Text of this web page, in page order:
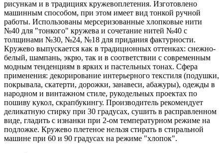
рисункам и в традициях кружевоплетения. Изготовлено
машинным способом, при этом имеет вид тонкой ручной
работы. Использованы мерсеризованные хлопковые нити
№40 для "тонкого" кружева и сочетание нитей №40 с
толщинами №30, №24, №18 для придания фактурности.
Кружево выпускается как в традиционных оттенках: снежно-
белый, шампань, экрю, так и в соответствии с современным
модным тенденциям в ярких и пастельных тонах. Сфера
применения: декорирование интерьерного текстиля (подушки,
покрывала, скатерти, дорожки, занавеси, абажуры), одежды в
народном и винтажном стиле, рукодельных проектах по
пошиву кукол, скрапбукингу. Производитель рекомендует
деликатную стирку при 30 градусах, сушить в расправленном
виде, гладить с изнанки при 2-ом температурном режиме на
подложке. Кружево плетеное нельзя стирать в стиральной
машине при 60 и 90 градусах на режиме "хлопок".